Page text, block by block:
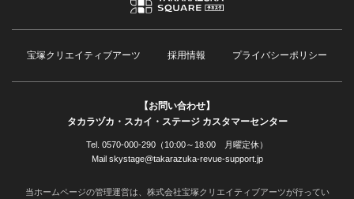
宝塚クリエイティブアーツ 採用情報 プライバシーポリシー
【お問い合わせ】
タカラヅカ・スカイ・ステージ カスタマーセンター
Tel. 0570-000-290（10:00～18:00 月曜定休）
Mail skystage@takarazuka-revue-support.jp
当ホームページの管理運営は、株式会社宝塚クリエイティブアーツが行ってい